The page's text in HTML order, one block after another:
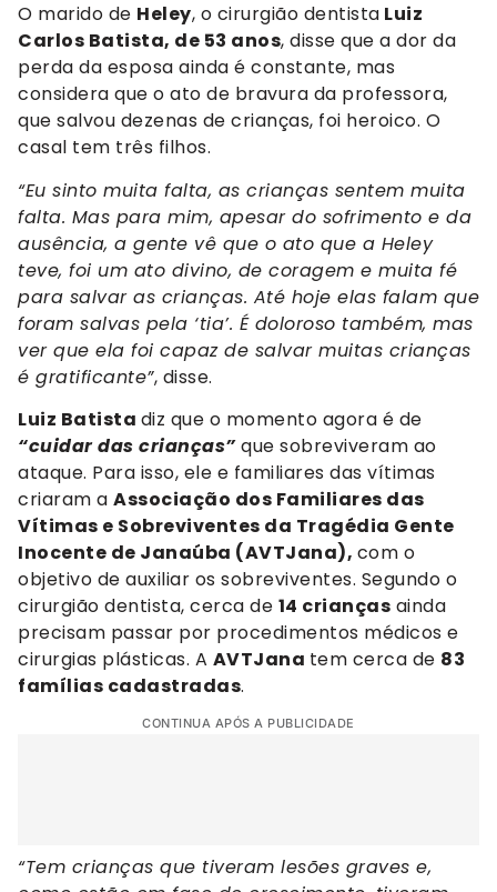
O marido de Heley, o cirurgião dentista Luiz
Carlos Batista, de 53 anos, disse que a dor da
perda da esposa ainda é constante, mas
considera que o ato de bravura da professora,
que salvou dezenas de crianças, foi heroico. O
casal tem três filhos.
“Eu sinto muita falta, as crianças sentem muita
falta. Mas para mim, apesar do sofrimento e da
ausência, a gente vê que o ato que a Heley
teve, foi um ato divino, de coragem e muita fé
para salvar as crianças. Até hoje elas falam que
foram salvas pela ‘tia’. É doloroso também, mas
ver que ela foi capaz de salvar muitas crianças
é gratificante”, disse.
Luiz Batista diz que o momento agora é de
“cuidar das crianças”que sobreviveram ao
ataque. Para isso, ele e familiares das vítimas
criaram a Associação dos Familiares das
Vítimas e Sobreviventes da Tragédia Gente
Inocente de Janaúba (AVTJana), com o
objetivo de auxiliar os sobreviventes. Segundo o
cirurgião dentista, cerca de 14 crianças ainda
precisam passar por procedimentos médicos e
cirurgias plásticas. A AVTJana tem cerca de 83
famílias cadastradas.
CONTINUA APÓS A PUBLICIDADE
“Tem crianças que tiveram lesões graves e,